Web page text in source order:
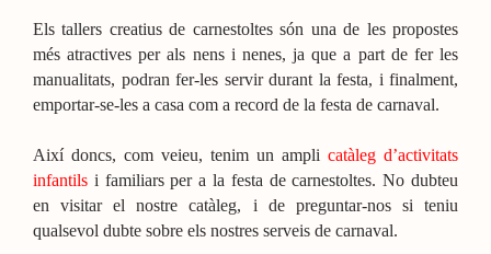
Els tallers creatius de carnestoltes són una de les propostes
més atractives per als nens i nenes, ja que a part de fer les
manualitats, podran fer-les servir durant la festa, i finalment,
emportar-se-les a casa com a record de la festa de carnaval.
Així doncs, com veieu, tenim un ampli catàleg d’activitats
infantils i familiars per a la festa de carnestoltes. No dubteu
en visitar el nostre catàleg, i de preguntar-nos si teniu
qualsevol dubte sobre els nostres serveis de carnaval.